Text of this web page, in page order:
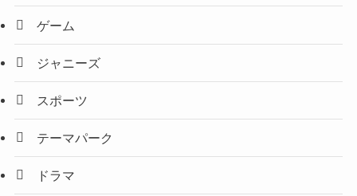
ゲーム
ジャニーズ
スポーツ
テーマパーク
ドラマ